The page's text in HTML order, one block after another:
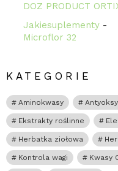
DOZ PRODUCT
Jakiesuplementy -
Microflor 32
KATEGORIE
Aminokwasy
Ekstrakty roślinne
Herbatka ziołowa
Kontrola wagi Kwasy